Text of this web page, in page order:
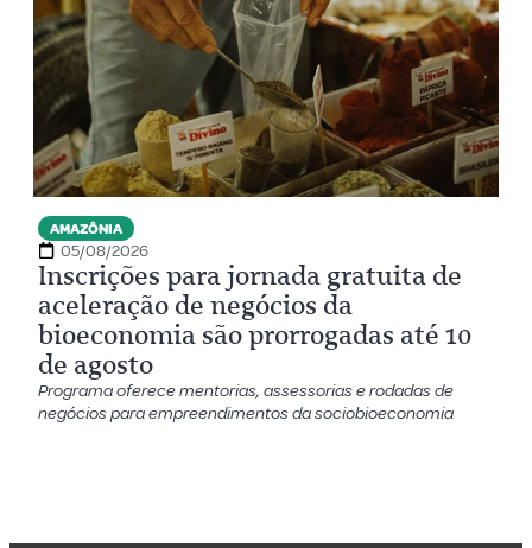
AMAZÔNIA
05/08/2026
Inscrições para jornada gratuita de
aceleração de negócios da
bioeconomia são prorrogadas até 10
de agosto
Programa oferece mentorias, assessorias e rodadas de
negócios para empreendimentos da sociobioeconomia